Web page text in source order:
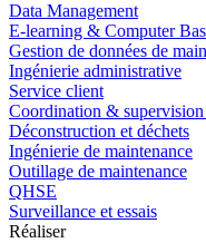
Data Management
E-learning & Computer
Gestion de données de
Ingénierie administrative
Service client
Coordination & supervision
Déconstruction et déchets
Ingénierie de maintenance
Outillage de maintenance
QHSE
Surveillance et essais
Réaliser